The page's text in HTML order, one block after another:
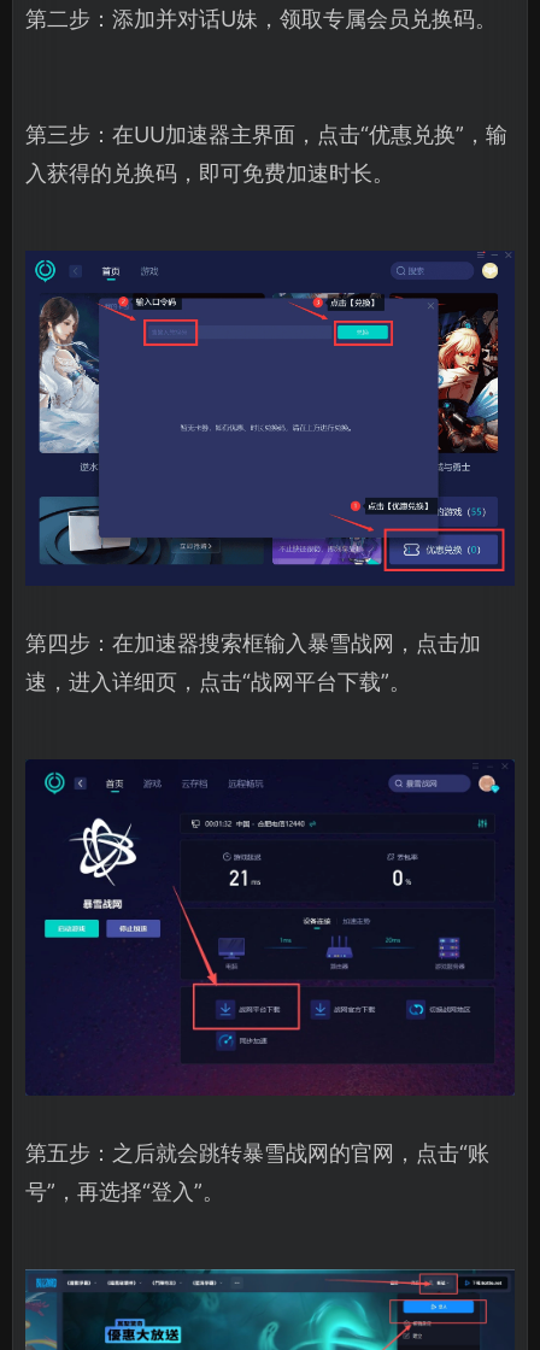
第二步：添加并对话U妹，领取专属会员兑换码。
第三步：在UU加速器主界面，点击“优惠兑换”，输
入获得的兑换码，即可免费加速时长。
第四步：在加速器搜索框输入暴雪战网，点击加
速，进入详细页，点击“战网平台下载”。
第五步：之后就会跳转暴雪战网的官网，点击“账
号”，再选择“登入”。